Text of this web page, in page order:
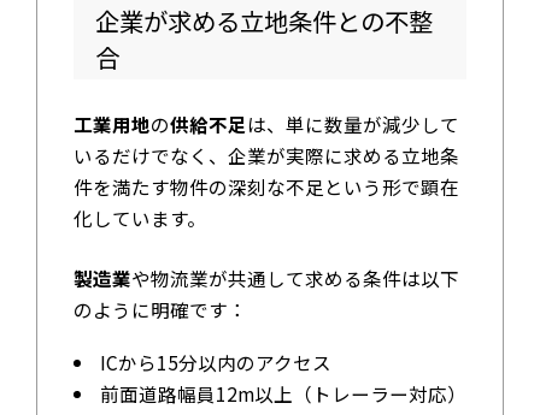
企業が求める立地条件との不整
合
工業用地の供給不足は、単に数量が減少して
いるだけでなく、企業が実際に求める立地条
件を満たす物件の深刻な不足という形で顕在
化しています。
製造業や物流業が共通して求める条件は以下
のように明確です：
ICから15分以内のアクセス
前面道路幅員12m以上（トレーラー対応）